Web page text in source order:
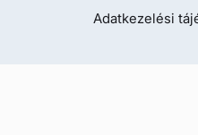
Adatkezelési